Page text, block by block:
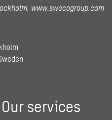
www.swecogroup.com
Our services